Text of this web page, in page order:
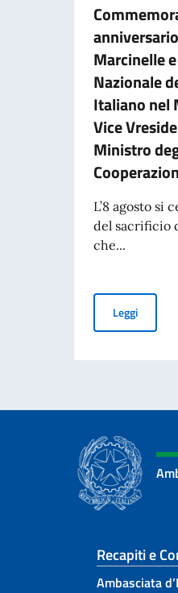
Marcinelle
Nazionale
Italiano nel
Vice
Ministro
L’8 agosto si
del sacrificio
che...
Leggi
Recapiti e
Ambasciata